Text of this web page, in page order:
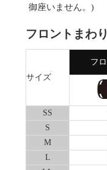
御座いません。)
フロントまわり
サイズ
フ
SS
S
M
L